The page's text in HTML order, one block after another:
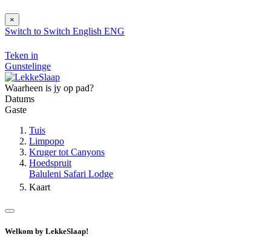
×
Switch to Switch English ENG
Teken in
Gunstelinge
Waarheen is jy op pad?
Datums
Gaste
Tuis
Limpopo
Kruger tot Canyons
Hoedspruit
Baluleni Safari Lodge
Kaart
Welkom by LekkeSlaap!